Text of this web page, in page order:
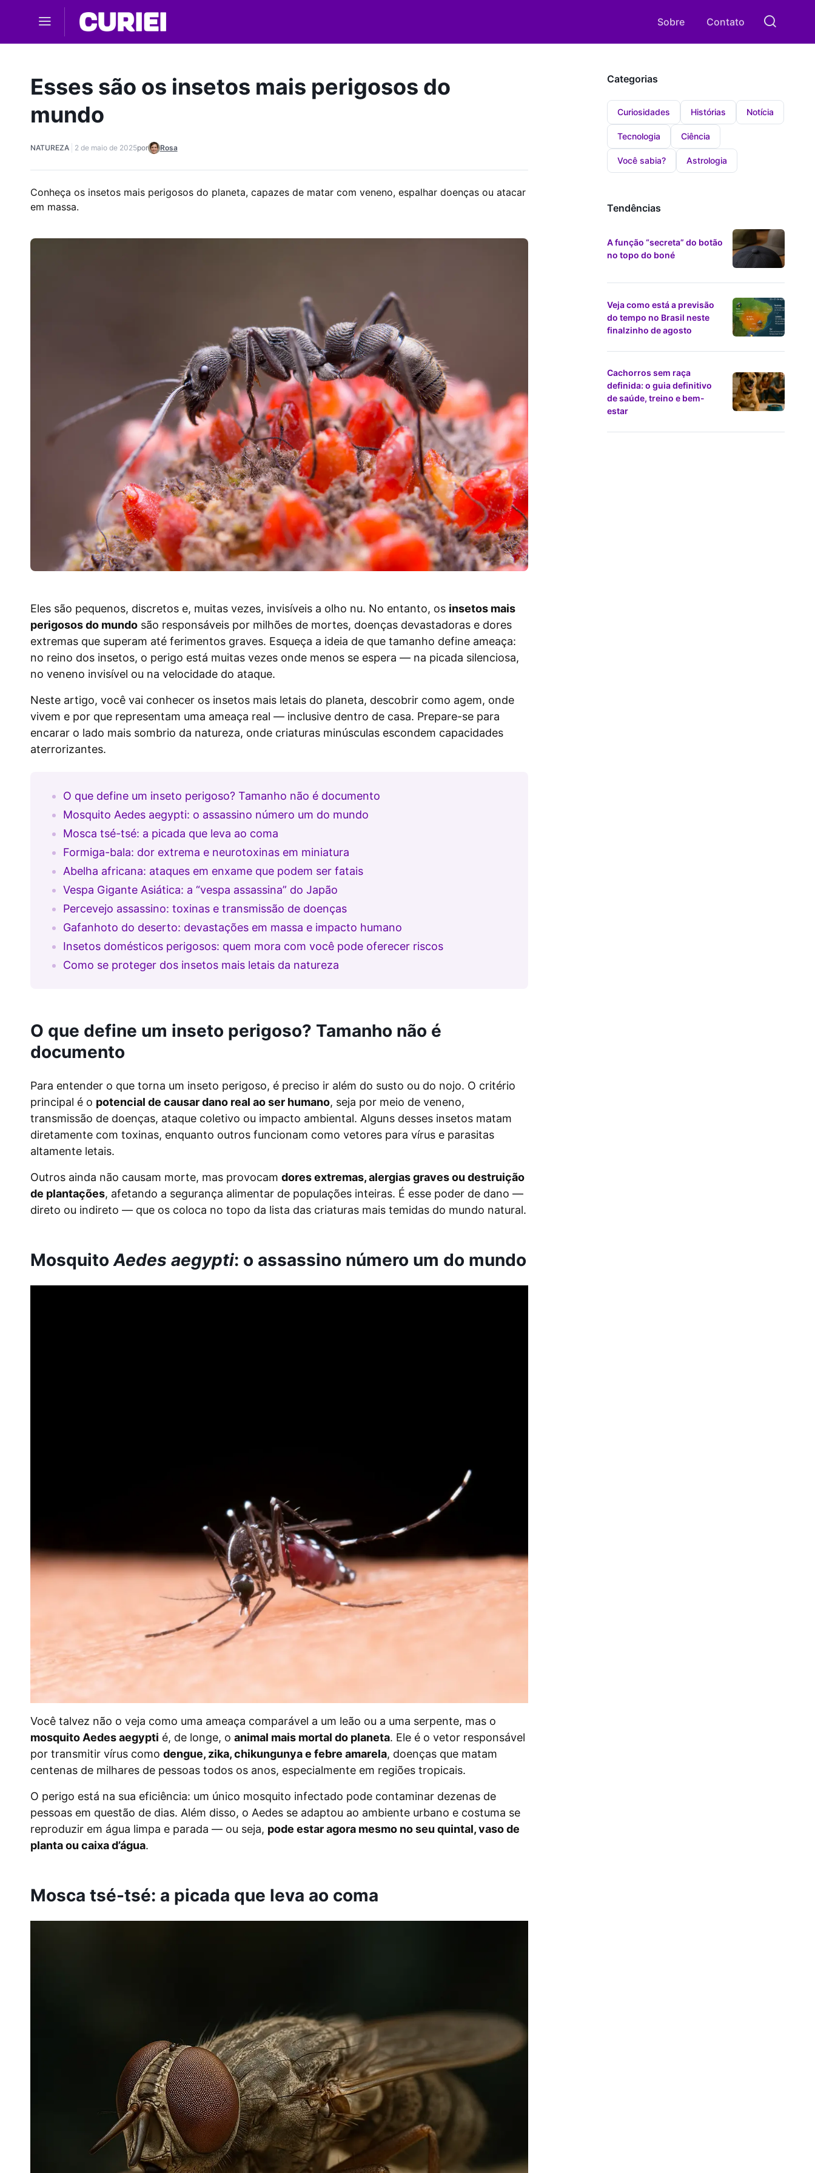
Skip to main content
Sobre
Contato
Esses são os insetos mais perigosos do
mundo
NATUREZA 2 de maio de 2025por Rosa
Conheça os insetos mais perigosos do planeta, capazes de matar com veneno, espalhar doenças ou atacar
em massa.
Eles são pequenos, discretos e, muitas vezes, invisíveis a olho nu. No entanto, os insetos mais
perigosos do mundosão responsáveis por milhões de mortes, doenças devastadoras e dores
extremas que superam até ferimentos graves. Esqueça a ideia de que tamanho define ameaça:
no reino dos insetos, o perigo está muitas vezes onde menos se espera — na picada silenciosa,
no veneno invisível ou na velocidade do ataque.
Neste artigo, você vai conhecer os insetos mais letais do planeta, descobrir como agem, onde
vivem e por que representam uma ameaça real — inclusive dentro de casa. Prepare-se para
encarar o lado mais sombrio da natureza, onde criaturas minúsculas escondem capacidades
aterrorizantes.
O que define um inseto perigoso? Tamanho não é documento
Mosquito Aedes aegypti: o assassino número um do mundo
Mosca tsé-tsé: a picada que leva ao coma
Formiga-bala: dor extrema e neurotoxinas em miniatura
Abelha africana: ataques em enxame que podem ser fatais
Vespa Gigante Asiática: a “vespa assassina” do Japão
Percevejo assassino: toxinas e transmissão de doenças
Gafanhoto do deserto: devastações em massa e impacto humano
Insetos domésticos perigosos: quem mora com você pode oferecer riscos
Como se proteger dos insetos mais letais da natureza
O que define um inseto perigoso? Tamanho não é
documento
Para entender o que torna um inseto perigoso, é preciso ir além do susto ou do nojo. O critério
principal é o potencial de causar dano real ao ser humano, seja por meio de veneno,
transmissão de doenças, ataque coletivo ou impacto ambiental. Alguns desses insetos matam
diretamente com toxinas, enquanto outros funcionam como vetores para vírus e parasitas
altamente letais.
Outros ainda não causam morte, mas provocam dores extremas, alergias graves ou destruição
de plantações, afetando a segurança alimentar de populações inteiras. É esse poder de dano —
direto ou indireto — que os coloca no topo da lista das criaturas mais temidas do mundo natural.
Mosquito Aedes aegypti: o assassino número um do mundo
Você talvez não o veja como uma ameaça comparável a um leão ou a uma serpente, mas o
mosquito Aedes aegypti é, de longe, o animal mais mortal do planeta. Ele é o vetor responsável
por transmitir vírus como dengue, zika, chikungunya e febre amarela, doenças que matam
centenas de milhares de pessoas todos os anos, especialmente em regiões tropicais.
O perigo está na sua eficiência: um único mosquito infectado pode contaminar dezenas de
pessoas em questão de dias. Além disso, o Aedes se adaptou ao ambiente urbano e costuma se
reproduzir em água limpa e parada — ou seja, pode estar agora mesmo no seu quintal, vaso de
planta ou caixa d’água.
Mosca tsé-tsé: a picada que leva ao coma
Categorias
Curiosidades Histórias Notícia
Tecnologia Ciência
Você sabia? Astrologia
Tendências
A função “secreta” do botão
no topo do boné
Veja como está a previsão
do tempo no Brasil neste
finalzinho de agosto
Cachorros sem raça
definida: o guia definitivo
de saúde, treino e bem-
estar